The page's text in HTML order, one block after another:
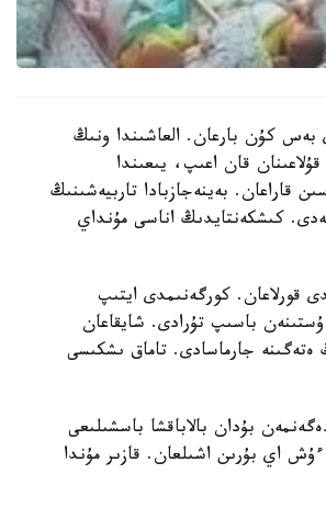
بەس كۇن بارعان. العاشىندا ونىڭ
قان اعىپ، يىعىندا
قاراعان. بەينەجازبادا تاربيەشىنىڭ
كىشكەنتايدىڭ اناسى مۇنداي
قورلاعان. كورگەنىمدى ايتىپ
ۇستىنەن باسىپ تۇرادى. شايقاعان
ەتەگىنە جارماسادى. تاماق ىشكىسى
بۇدان بالاباقشا باسشىلىعى
اي بۇرىن اشىلعان. قازىر مۇندا